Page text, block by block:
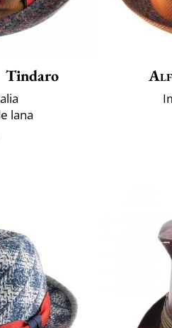
Tindaro
lana